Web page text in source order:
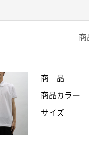
商
商 品
商品カラー
サイズ